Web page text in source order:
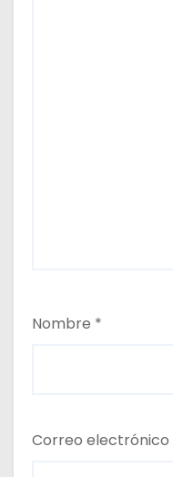
Nombre *
Correo electrónico